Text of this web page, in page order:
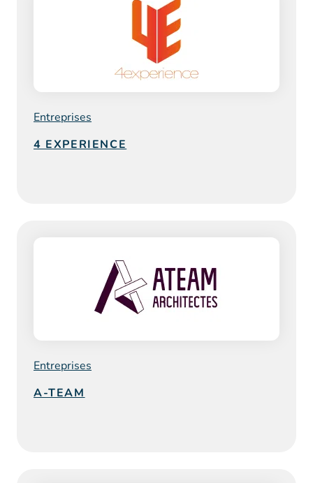
Entreprises
4 EXPERIENCE
Entreprises
A-TEAM